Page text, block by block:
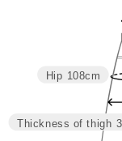
108
114
Thickness of thigh
Hip 108cm